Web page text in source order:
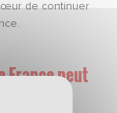
de continuer
France peut